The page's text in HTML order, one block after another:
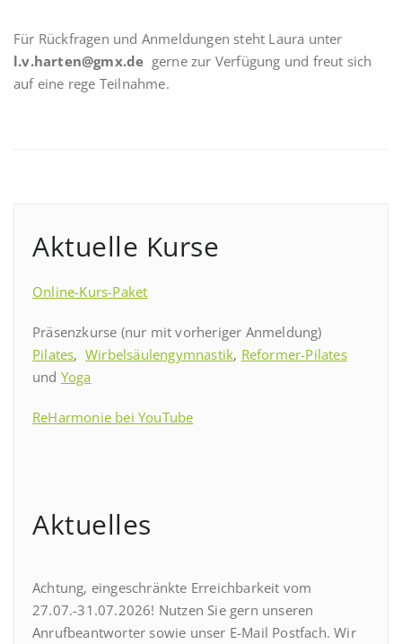
Für Rückfragen und Anmeldungen steht Laura unter
l.v.harten@gmx.de gerne zur Verfügung und freut sich
auf eine rege Teilnahme.
Aktuelle Kurse
Online-Kurs-Paket
Präsenzkurse (nur mit vorheriger Anmeldung)
Pilates,Wirbelsäulengymnastik, Reformer-Pilates
und Yoga
ReHarmonie bei YouTube
Aktuelles
Achtung, eingeschränkte Erreichbarkeit vom
27.07.-31.07.2026! Nutzen Sie gern unseren
Anrufbeantworter sowie unser E-Mail Postfach. Wir